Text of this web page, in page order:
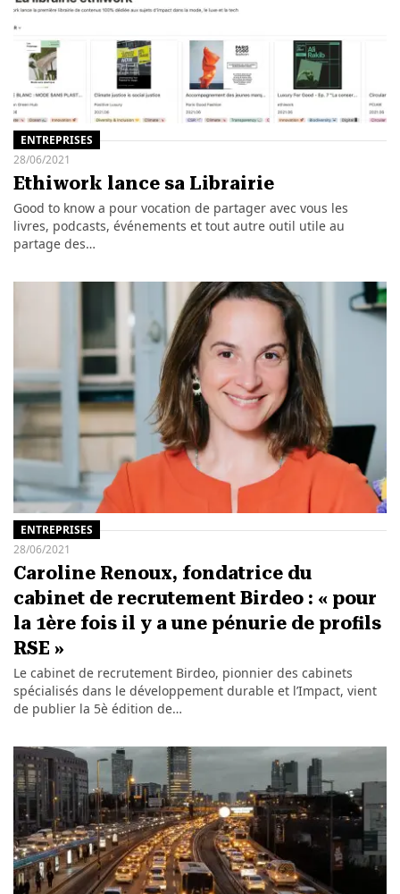
ENTREPRISES
28/06/2021
Ethiwork lance sa Librairie
Good to know a pour vocation de partager avec vous les
livres, podcasts, événements et tout autre outil utile au
partage des…
ENTREPRISES
28/06/2021
Caroline Renoux, fondatrice du
cabinet de recrutement Birdeo : « pour
la 1ère fois il y a une pénurie de profils
RSE »
Le cabinet de recrutement Birdeo, pionnier des cabinets
spécialisés dans le développement durable et l’Impact, vient
de publier la 5è édition de…